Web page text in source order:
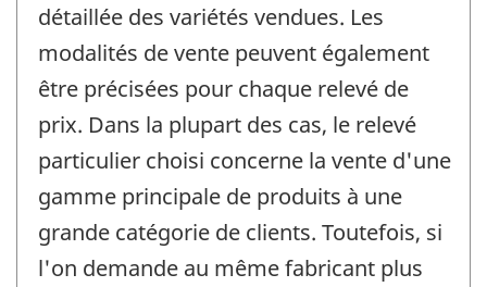
détaillée des variétés vendues. Les
modalités de vente peuvent également
être précisées pour chaque relevé de
prix. Dans la plupart des cas, le relevé
particulier choisi concerne la vente d'une
gamme principale de produits à une
grande catégorie de clients. Toutefois, si
l'on demande au même fabricant plus